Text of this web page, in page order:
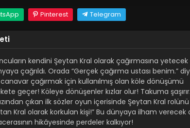
Pinterest Telegram
kendini Şeytan Kral olarak çağırmasına yetecek
çağrıldı. Orada “Gerçek çağırma ustası benim.”
çağırmak için kullanılmış olan köle dönüşümü
geçer! Köleye dönüşenler kızlar olur! Takuma
çıkan ilk sözler oyun içerisinde Şeytan Kral rolünü
Kral olarak korkulan kişi!” Bu dünyaya ilham verecek
hikâyesinde perdeler kalkıyor!